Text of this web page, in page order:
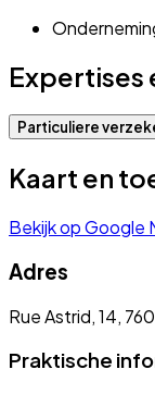
Expertises
Particuliere
Kaart en
Bekijk op Google
Adres
Rue Astrid, 14,
Praktische